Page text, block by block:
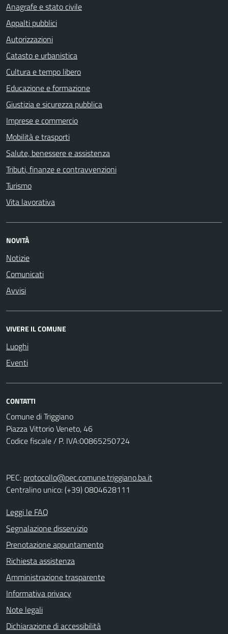
Anagrafe e stato civile
Appalti pubblici
Autorizzazioni
Catasto e urbanistica
Cultura e tempo libero
Educazione e formazione
Giustizia e sicurezza pubblica
Imprese e commercio
Mobilità e trasporti
Salute, benessere e assistenza
Tributi, finanze e contravvenzioni
Turismo
Vita lavorativa
NOVITÀ
Notizie
Comunicati
Avvisi
VIVERE IL COMUNE
Luoghi
Eventi
CONTATTI
Comune di Triggiano
Piazza Vittorio Veneto, 46
Codice fiscale / P. IVA:00865250724
PEC: protocollo@pec.comune.triggiano.ba.it
Centralino unico: (+39) 0804628111
Leggi le FAQ
Segnalazione disservizio
Prenotazione appuntamento
Richiesta assistenza
Amministrazione trasparente
Informativa privacy
Note legali
Dichiarazione di accessibilità